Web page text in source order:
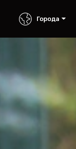
Города